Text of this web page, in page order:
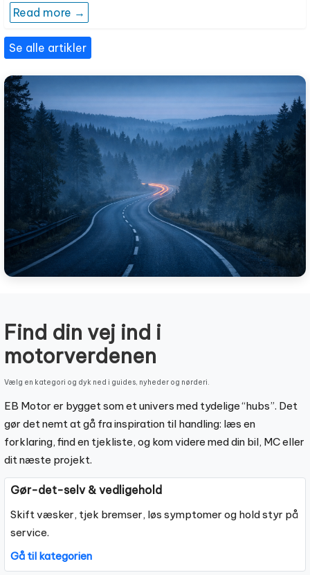
Read more →
Se alle artikler
Find din vej ind i
motorverdenen
Vælg en kategori og dyk ned i guides, nyheder og nørderi.
EB Motor er bygget som et univers med tydelige “hubs”. Det
gør det nemt at gå fra inspiration til handling: læs en
forklaring, find en tjekliste, og kom videre med din bil, MC eller
dit næste projekt.
Gør-det-selv & vedligehold
Skift væsker, tjek bremser, løs symptomer og hold styr på
service.
Gå til kategorien